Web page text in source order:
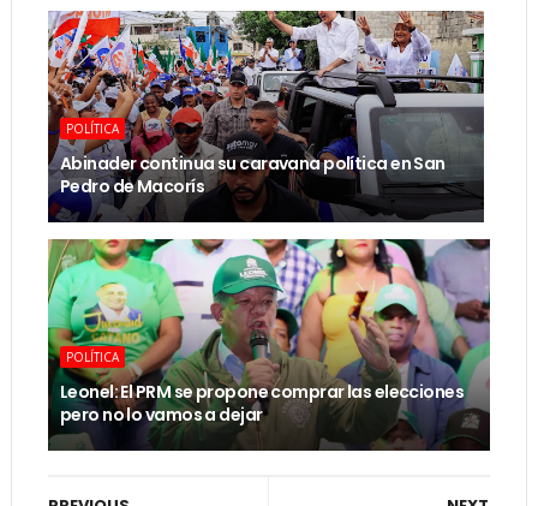
POLÍTICA
Abinader continua su caravana política en San
Pedro de Macorís
POLÍTICA
Leonel: El PRM se propone comprar las elecciones
pero no lo vamos a dejar